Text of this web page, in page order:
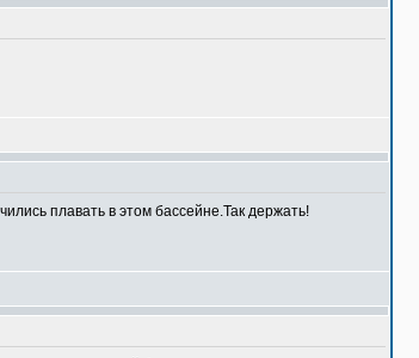
плавать в этом бассейне.Так держать!